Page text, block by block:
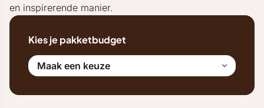
en inspirerende manier.
Kies je pakketbudget
Maak een keuze